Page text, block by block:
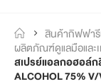
สินค้ากิฟฟา
ผลิตภัณฑ์ดูแลมือและ
สเปรย์แอลกอฮอล์
ALCOHOL 75%